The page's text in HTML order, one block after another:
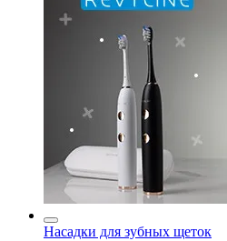
Насадки для зубных щеток